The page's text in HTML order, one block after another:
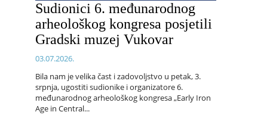
Sudionici 6. međunarodnog
arheološkog kongresa posjetili
Gradski muzej Vukovar
03.07.2026.
Bila nam je velika čast i zadovoljstvo u petak, 3.
srpnja, ugostiti sudionike i organizatore 6.
međunarodnog arheološkog kongresa „Early Iron
Age in Central...